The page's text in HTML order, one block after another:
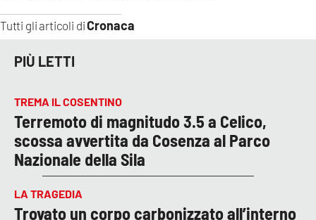
Tutti gli articoli diCronaca
PIÙ LETTI
TREMA IL COSENTINO
Terremoto di magnitudo 3.5 a Celico,
scossa avvertita da Cosenza al Parco
Nazionale della Sila
LA TRAGEDIA
Trovato un corpo carbonizzato all’interno